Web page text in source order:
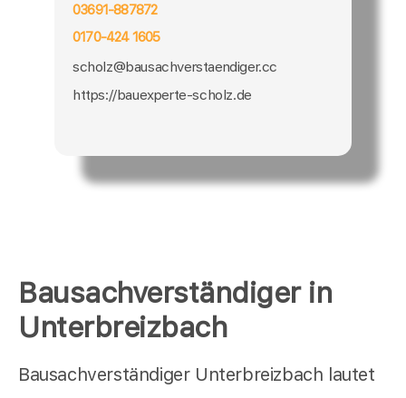
Bausachverständiger in
Unterbreizbach
Bausachverständiger Unterbreizbach lautet
03691-887872
0170-424 1605
scholz@bausachverstaendiger.cc
https://bauexperte-scholz.de